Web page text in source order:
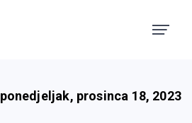
ponedjeljak, prosinca 18, 2023